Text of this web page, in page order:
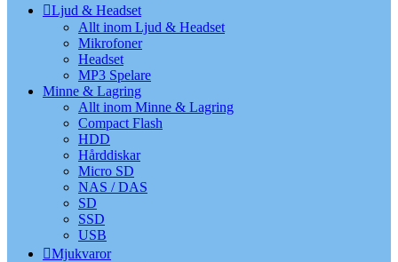
Ljud & Headset
Allt inom Ljud & Headset
Mikrofoner
Headset
MP3 Spelare
Minne & Lagring
Allt inom Minne & Lagring
Compact Flash
HDD
Hårddiskar
Micro SD
NAS / DAS
SD
SSD
USB
Mjukvaror